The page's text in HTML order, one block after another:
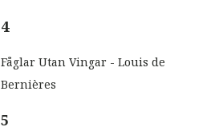
4
Fåglar Utan Vingar - Louis de
Bernières
5